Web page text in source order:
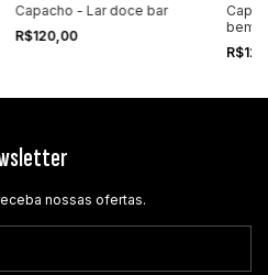
Capacho - Lar doce bar
R$120,00
bem-
nossas ofertas.